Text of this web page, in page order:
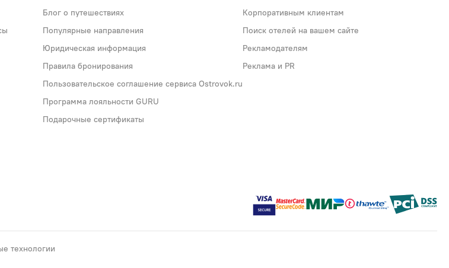
Блог о путешествиях
Популярные направления
Юридическая информация
Правила бронирования
Пользовательское соглашение сервиса Ostrovok.ru
Программа лояльности GURU
Подарочные сертификаты
Корпоративным клиентам
Поиск отелей на вашем сайте
Рекламодателям
Реклама и PR
технологии